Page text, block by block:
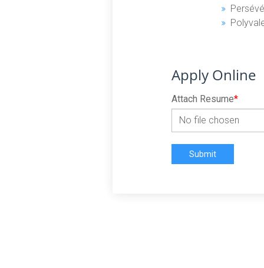
Apply Online
Attach Resume*
No file chosen
Submit